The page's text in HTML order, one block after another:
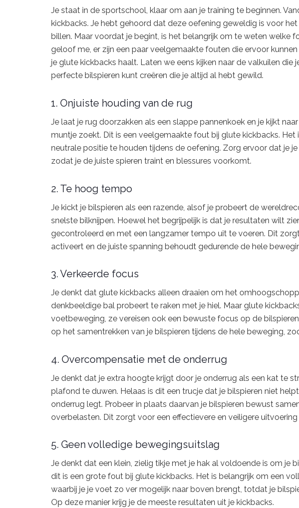
Je staat in de sportschool, klaar om aan je training te beginnen.
kickbacks. Je hebt gehoord dat deze oefening geweldig is voor
billen. Maar voordat je begint, is het belangrijk om te weten welke
geloof me, er zijn een paar veelgemaakte fouten die ervoor
je glute kickbacks haalt. Laten we eens kijken naar de valkuilen die
perfecte bilspieren kunt creëren die je altijd al hebt gewild.
1. Onjuiste houding van de rug
Je laat je rug doorzakken als een slappe pannenkoek en je kijkt
muntje zoekt. Dit is een veelgemaakte fout bij glute kickbacks. Het
neutrale positie te houden tijdens de oefening. Zorg ervoor dat je
zodat je de juiste spieren traint en blessures voorkomt.
2. Te hoog tempo
Je kickt je bilspieren als een razende, alsof je probeert de
snelste bilknijpen. Hoewel het begrijpelijk is dat je resultaten wilt
gecontroleerd en met een langzamer tempo uit te voeren. Dit
activeert en de juiste spanning behoudt gedurende de hele
3. Verkeerde focus
Je denkt dat glute kickbacks alleen draaien om het
denkbeeldige bal probeert te raken met je hiel. Maar glute
voetbeweging, ze vereisen ook een bewuste focus op de
op het samentrekken van je bilspieren tijdens de hele beweging,
4. Overcompensatie met de onderrug
Je denkt dat je extra hoogte krijgt door je onderrug als een kat te
plafond te duwen. Helaas is dit een trucje dat je bilspieren niet
onderrug legt. Probeer in plaats daarvan je bilspieren bewust
overbelasten. Dit zorgt voor een effectievere en veiligere
5. Geen volledige bewegingsuitslag
Je denkt dat een klein, zielig tikje met je hak al voldoende is om je
dit is een grote fout bij glute kickbacks. Het is belangrijk om een
waarbij je je voet zo ver mogelijk naar boven brengt, totdat je
Op deze manier krijg je de meeste resultaten uit je kickbacks.